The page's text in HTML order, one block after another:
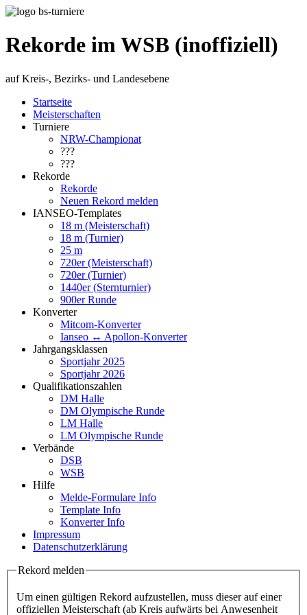
Rekorde im WSB (inoffiziell)
auf Kreis-, Bezirks- und Landesebene
Startseite
Meisterschaften
Turniere
NRW-Championat
???
???
Rekorde
Rekorde
Neuen Rekord melden
IANSEO-Templates
18 m (Meisterschaft)
18 m (Turnier)
25 m
720er (Meisterschaft)
720er (Turnier)
1440er (Sternturnier)
900er Runde
Konverter
Mitcom-Konverter
Ianseo ↔ Apollon-Konverter
Jahrgangsklassen
Sportjahr 2025
Sportjahr 2026
Qualifikationszahlen
DM Halle
DM Olympische Runde
LM Halle
LM Olympische Runde
Verbände
DSB
WSB
Hilfe
Melde-Formulare Info
Template Info
Konverter Info
Impressum
Datenschutzerklärung
Rekord melden
Um einen gültigen Rekord aufzustellen, muss dieser auf einer
offiziellen Meisterschaft (ab Kreis aufwärts bei Anwesenheit